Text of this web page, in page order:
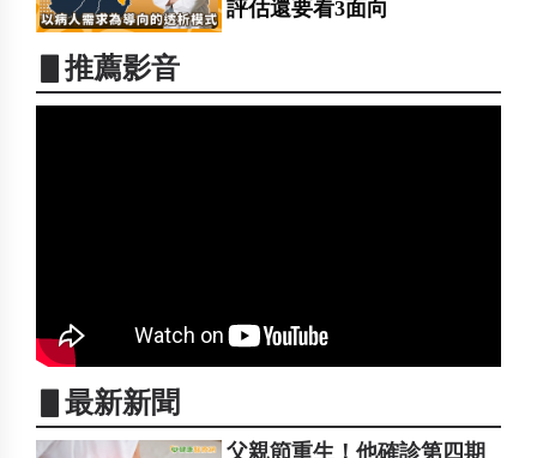
評估還要看3面向
▋推薦影音
▋最新新聞
父親節重生！他確診第四期